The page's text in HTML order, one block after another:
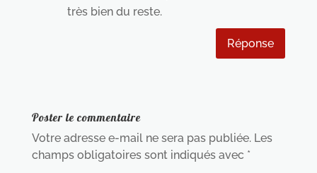
très bien du reste.
Réponse
Poster le commentaire
Votre adresse e-mail ne sera pas publiée. Les
champs obligatoires sont indiqués avec *